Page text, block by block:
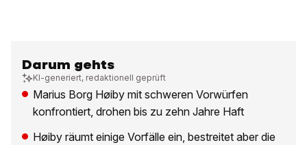
Darum gehts
KI-generiert, redaktionell geprüft
Marius Borg Høiby mit schweren Vorwürfen
konfrontiert, drohen bis zu zehn Jahre Haft
Høiby räumt einige Vorfälle ein, bestreitet aber die